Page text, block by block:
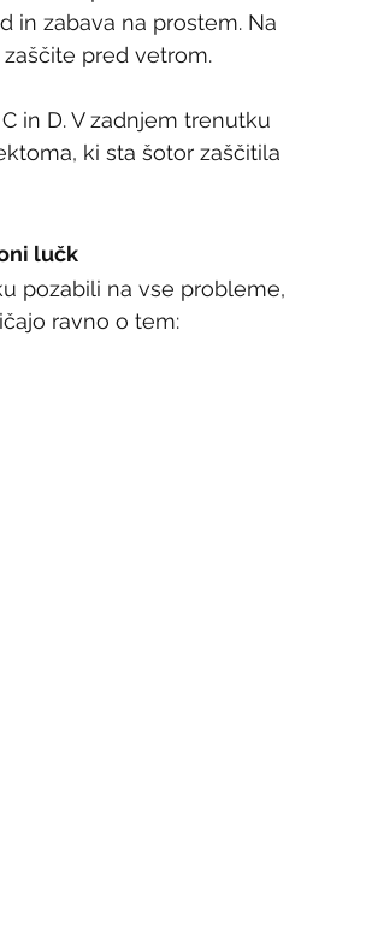
in zabava na prostem. Na
pred vetrom.
in D. V zadnjem trenutku
ki sta šotor zaščitila
lučk
pozabili na vse probleme,
ravno o tem: